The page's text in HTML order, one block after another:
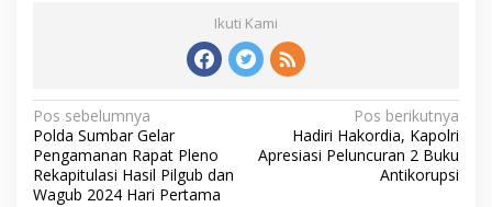
Ikuti Kami
N
a
v
Pos sebelumnya
Polda Sumbar Gelar
Pengamanan Rapat Pleno
Rekapitulasi Hasil Pilgub dan
Wagub 2024 Hari Pertama
Pos berikutnya
Hadiri Hakordia, Kapolri
Apresiasi Peluncuran 2 Buku
Antikorupsi